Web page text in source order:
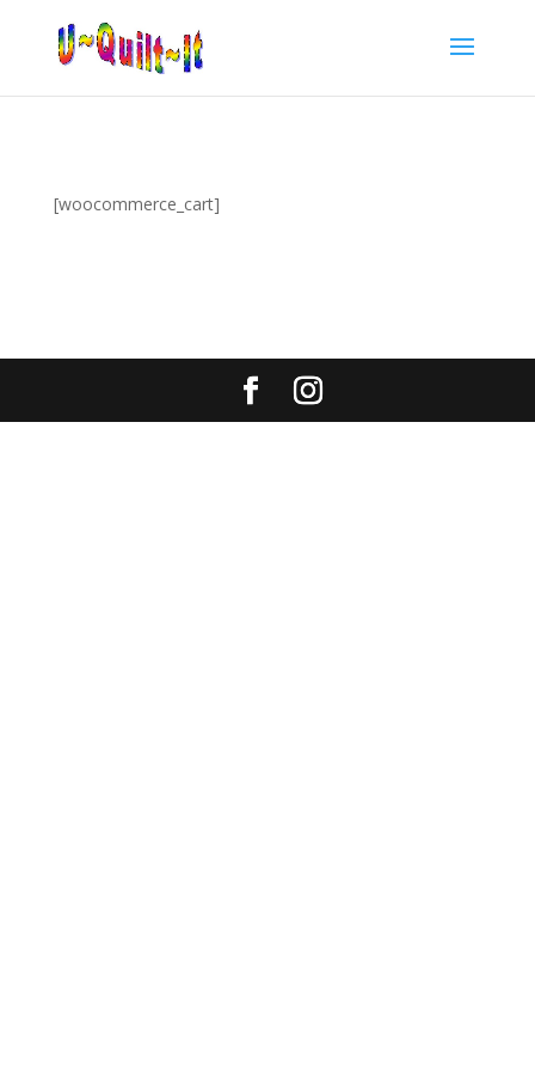
[woocommerce_cart]